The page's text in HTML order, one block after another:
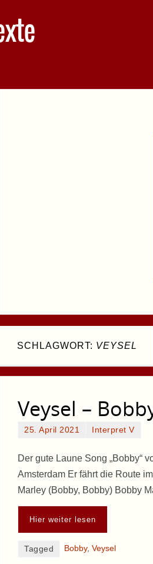
SCHLAGWORT: VEYSEL
Veysel –
25. April 2021 Interpret V
Der gute Laune Song „Bobby“
Amsterdam Er fährt die Route
Marley (Bobby, Bobby) Bobby
Hier weiter lesen
Tagged Bobby, Veysel